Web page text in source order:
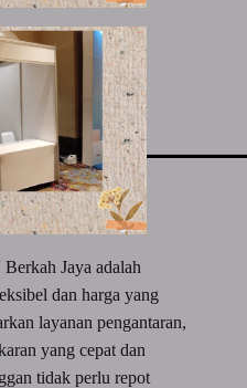
Jaya adalah
dan harga yang
layanan pengantaran,
yang cepat dan
tidak perlu repot